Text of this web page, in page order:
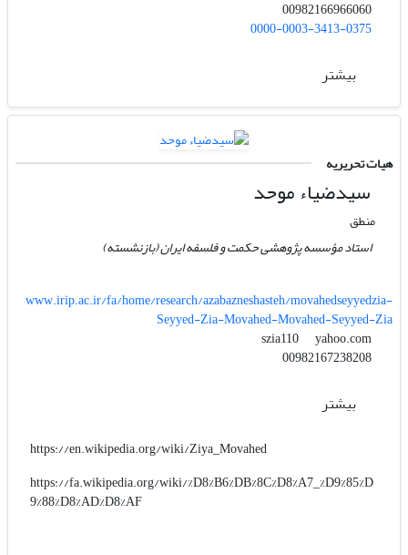
00982166966060
0000-0003-3413-0375
بیشتر
هیات تحریریه
سیدضیاء‌ موحد
منطق
استاد مؤسسه پژوهشی حکمت و فلسفه ایران (بازنشسته)
www.irip.ac.ir/fa/home/research/azabazneshasteh/movahedseyyedzia-
Seyyed-Zia-Movahed-Movahed-Seyyed-Zia
szia110
yahoo.com
00982167238208
بیشتر
https://en.wikipedia.org/wiki/Ziya_Movahed
https://fa.wikipedia.org/wiki/%D8%B6%DB%8C%D8%A7_%D9%85%D
9%88%D8%AD%D8%AF